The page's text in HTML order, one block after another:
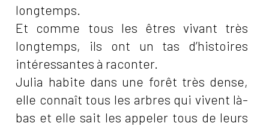
longtemps.
Et comme tous les êtres vivant très
longtemps, ils ont un tas d’histoires
intéressantes à raconter.
Julia habite dans une forêt très dense,
elle connaît tous les arbres qui vivent là-
bas et elle sait les appeler tous de leurs